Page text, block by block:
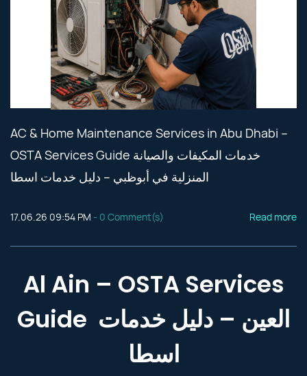
AC & Home Maintenance Services in Abu Dhabi –
OSTA Services Guide خدمات المكيفات والصيانة
المنزلية في أبوظبي – دليل خدمات اسطا
17.06.26 09:54 PM - 0 Comment(s) Read more
Al Ain – OSTA Services
Guide العين – دليل خدمات
اسطا